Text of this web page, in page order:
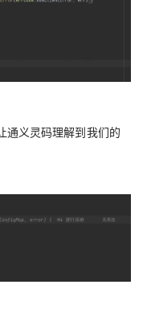
通义灵码理解到我们的